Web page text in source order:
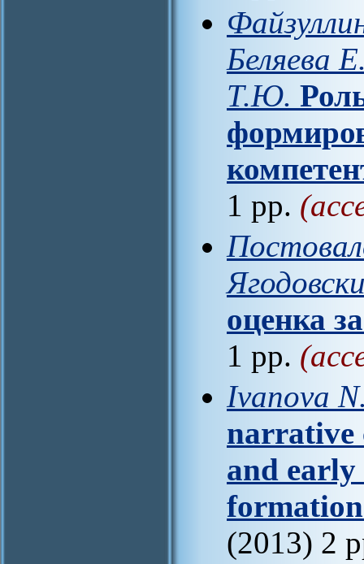
Беляева
Т.Ю.
1 pp.
оценка
1 pp.
Ivanovа
narrative
and early
(2013) 2